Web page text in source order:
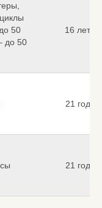
50
до 50
16 лет
21 год
21 год